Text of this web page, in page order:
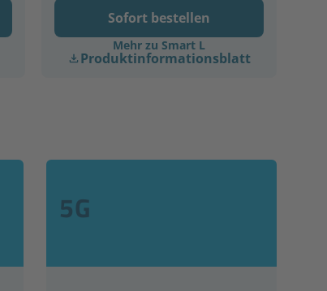
Sofort bestellen
Mehr zu Smart L
Produktinformationsblatt
5G